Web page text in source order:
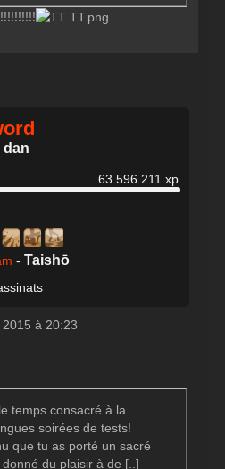
dan
63.596.211 xp
- Taishō
à 20:23
temps consacré à la
soirées de tests!
que tu as porté un sacré
du plaisir à de [..]